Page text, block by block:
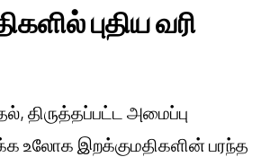
புதிய வரி
திருத்தப்பட்ட அமைப்பு
உலோக இறக்குமதிகளின் பரந்த